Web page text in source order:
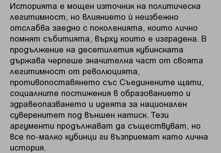
Историята е мощен източник на политическа
легитимност, но влиянието ѝ неизбежно
отслабва заедно с поколенията, които лично
помнят събитията, върху които е изградена. В
продължение на десетилетия кубинската
държава черпеше значителна част от своята
легитимност от революцията,
противопоставянето със Съединените щати,
социалните постижения в образованието и
здравеопазването и идеята за национален
суверенитет под външен натиск. Тези
аргументи продължават да съществуват, но
все по-малко кубинци ги възприемат като лична
история.